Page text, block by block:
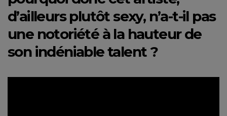
d’ailleurs plutôt sexy, n’a-t-il pas
une notoriété à la hauteur de
son indéniable talent ?